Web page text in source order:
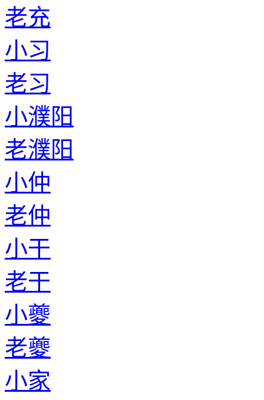
老充
小习
老习
小濮阳
老濮阳
小仲
老仲
小干
老干
小夔
老夔
小家